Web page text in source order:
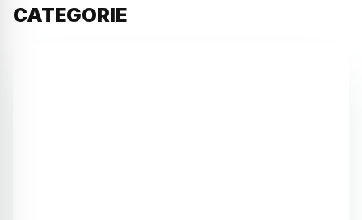
CATEGORIE